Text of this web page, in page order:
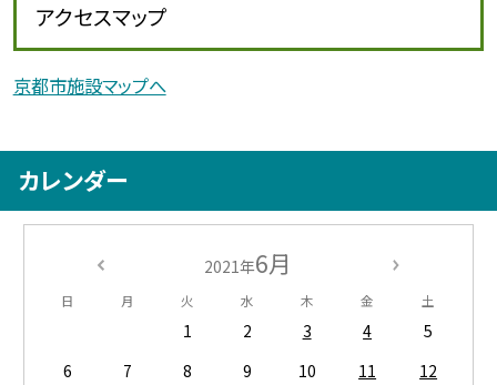
アクセスマップ
京都市施設マップへ
カレンダー
2021年6月
日 月 火 水 木 金 土
1 2 3 4
5
6
7 8 9 10 11
12